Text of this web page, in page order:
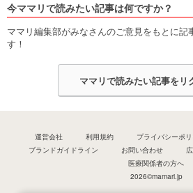
今ママリで読みたい記事は何ですか？
ママリ編集部がみなさんのご意見をもとに記
す！
ママリで読みたい記事をリ
運営会社 利用規約 プライバシーポ
ブランドガイドライン
お問い合わせ
医療関係者の方へ
2026©mamari.jp